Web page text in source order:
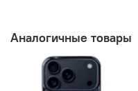
Аналогичные товары